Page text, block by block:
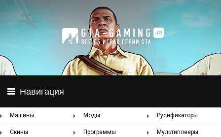
Навигация
Машины Моды Русификаторы
Скины Программы Мультиплееры